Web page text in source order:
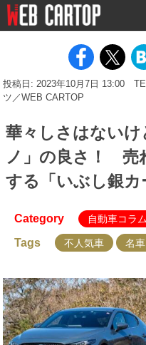
投稿日: 2023年10月7日 13:00
ツ／WEB CARTOP
華々しさはない
ノ」の良さ！ 売
する「いぶし銀カ
Category 自動車コラム
Tags 不人気車 名車